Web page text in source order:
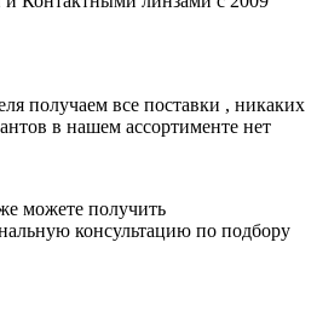
получаем все поставки , никаких
в нашем ассортименте нет
можете получить
консультацию по подбору